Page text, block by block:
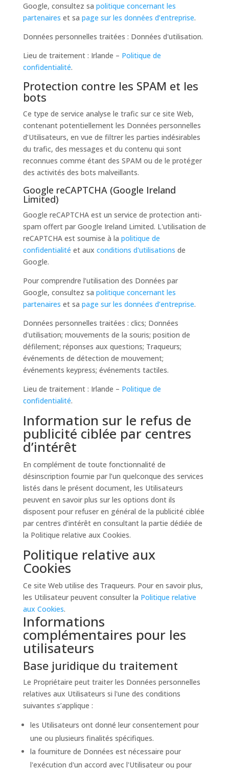
Google, consultez sa politique concernant les
partenaires et sa page sur les données d’entreprise.
Données personnelles traitées : Données d'utilisation.
Lieu de traitement : Irlande – Politique de
confidentialité.
Protection contre les SPAM et les
bots
Ce type de service analyse le trafic sur ce site Web,
contenant potentiellement les Données personnelles
d’Utilisateurs, en vue de filtrer les parties indésirables
du trafic, des messages et du contenu qui sont
reconnues comme étant des SPAM ou de le protéger
des activités des bots malveillants.
Google reCAPTCHA (Google Ireland
Limited)
Google reCAPTCHA est un service de protection anti-
spam offert par Google Ireland Limited. L'utilisation de
reCAPTCHA est soumise à la politique de
confidentialité et aux conditions d'utilisations de
Google.
Pour comprendre l’utilisation des Données par
Google, consultez sa politique concernant les
partenaires et sa page sur les données d’entreprise.
Données personnelles traitées : clics; Données
d'utilisation; mouvements de la souris; position de
défilement; réponses aux questions; Traqueurs;
événements de détection de mouvement;
événements keypress; événements tactiles.
Lieu de traitement : Irlande – Politique de
confidentialité.
Information sur le refus de
publicité ciblée par centres
d’intérêt
En complément de toute fonctionnalité de
désinscription fournie par l’un quelconque des services
listés dans le présent document, les Utilisateurs
peuvent en savoir plus sur les options dont ils
disposent pour refuser en général de la publicité ciblée
par centres d’intérêt en consultant la partie dédiée de
la Politique relative aux Cookies.
Politique relative aux
Cookies
Ce site Web utilise des Traqueurs. Pour en savoir plus,
les Utilisateur peuvent consulter la Politique relative
aux Cookies.
Informations
complémentaires pour les
utilisateurs
Base juridique du traitement
Le Propriétaire peut traiter les Données personnelles
relatives aux Utilisateurs si l'une des conditions
suivantes s’applique :
les Utilisateurs ont donné leur consentement pour
une ou plusieurs finalités spécifiques.
la fourniture de Données est nécessaire pour
l'exécution d'un accord avec l'Utilisateur ou pour